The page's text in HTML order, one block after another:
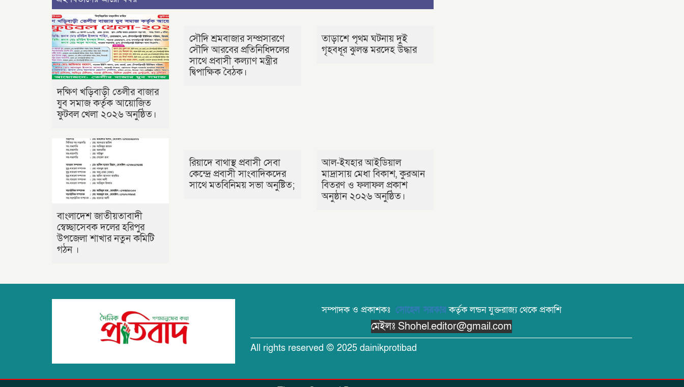
দক্ষিণ খড়িবাড়ী তেলীর বাজার
যুব সমাজ কর্তৃক আয়োজিত
ফুটবল খেলা ২০২৬ অনুষ্ঠিত।
সৌদি শ্রমবাজার সম্প্রসারণে
সৌদি আরবের প্রতিনিধিদলের
সাথে প্রবাসী কল্যাণ মন্ত্রীর
দ্বিপাক্ষিক বৈঠক।
তাড়াশে পৃথম ঘটনায় দুই
গৃহবধূর ঝুলন্ত মরদেহ উদ্ধার
বাংলাদেশ জাতীয়তাবাদী
স্বেচ্ছাসেবক দলের হরিপুর
উপজেলা শাখার নতুন কমিটি
গঠন ।
রিয়াদে বাথাস্থ প্রবাসী সেবা
কেন্দ্রে প্রবাসী সাংবাদিকদের
সাথে মতবিনিময় সভা অনুষ্টিত;
আল-ইযহার আইডিয়াল
মাদ্রাসায় মেধা বিকাশ, কুরআন
বিতরণ ও ফলাফল প্রকাশ
অনুষ্ঠান ২০২৬ অনুষ্ঠিত।
সম্পাদক ও প্রকাশকঃ সোহেল সরকারকর্তৃক লন্ডন যুক্তরাজ্য থেকে প্রকাশি
মেইলঃ Shohel.editor@gmail.com
All rights reserved © 2025 dainikprotibad